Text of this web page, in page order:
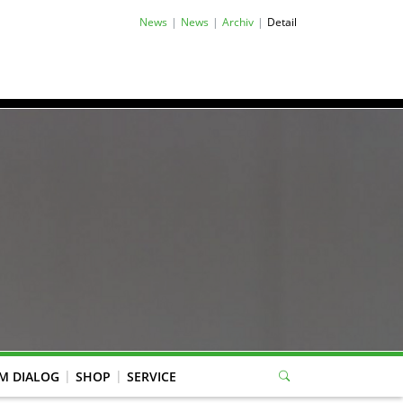
News News Archiv Detail
DIALOG SHOP SERVICE